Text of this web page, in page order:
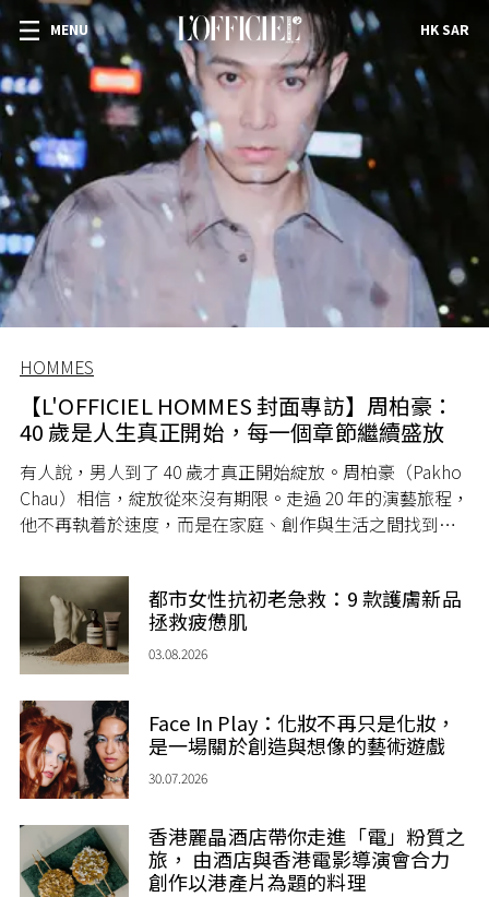
MENU HK SAR
HOMMES
【L'OFFICIEL HOMMES 封面專訪】周柏豪：
40 歲是人生真正開始，每一個章節繼續盛放
有人說，男人到了 40 歲才真正開始綻放。周柏豪（Pakho
Chau）相信，綻放從來沒有期限。走過 20 年的演藝旅程，
他不再執着於速度，而是在家庭、創作與生活之間找到屬
都市女性抗初老急救：9 款護膚新品
拯救疲憊肌
03.08.2026
Face In Play：化妝不再只是化妝，
是一場關於創造與想像的藝術遊戲
30.07.2026
香港麗晶酒店帶你走進「電」粉質之
旅， 由酒店與香港電影導演會合力
創作以港產片為題的料理